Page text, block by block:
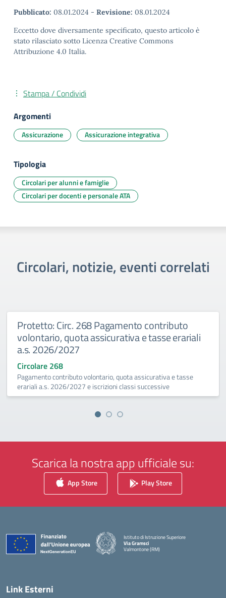
Pubblicato: 08.01.2024 - Revisione: 08.01.2024
Eccetto dove diversamente specificato, questo articolo è
stato rilasciato sotto Licenza Creative Commons
Attribuzione 4.0 Italia.
Stampa / Condividi
Argomenti
Assicurazione Assicurazione integrativa
Tipologia
Circolari per alunni e famiglie
Circolari per docenti e personale ATA
Circolari, notizie, eventi correlati
Protetto: Circ. 268 Pagamento contributo
volontario, quota assicurativa e tasse erariali
a.s. 2026/2027
Circolare 268
Pagamento contributo volontario, quota assicurativa e tasse
erariali a.s. 2026/2027 e iscrizioni classi successive
Scarica la nostra app ufficiale su:
App Store Play Store
Istituto di Istruzione Superiore
Via Gramsci
Valmontone (RM)
Link Esterni